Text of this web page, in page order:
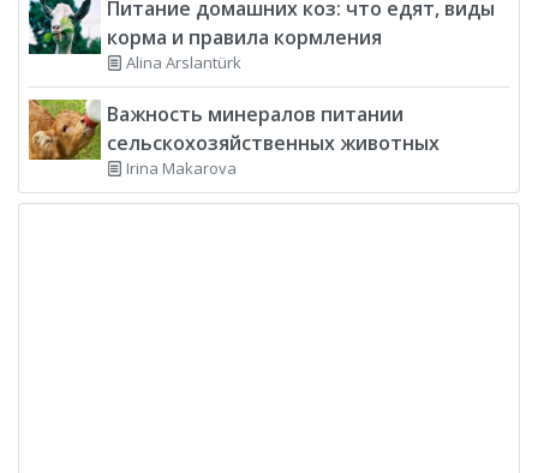
Питание домашних коз: что едят, виды
корма и правила кормления
Alina Arslantürk
Важность минералов питании
сельскохозяйственных животных
Irina Makarova